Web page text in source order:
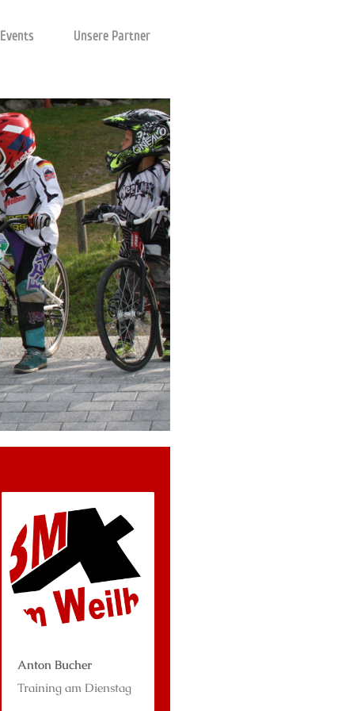
Events Unsere Partner
Anton Bucher
Training am Dienstag